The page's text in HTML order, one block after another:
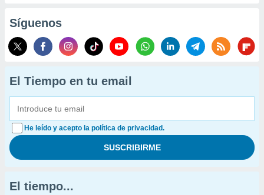
Síguenos
El Tiempo en tu email
He leído y acepto la política de privacidad.
El tiempo...